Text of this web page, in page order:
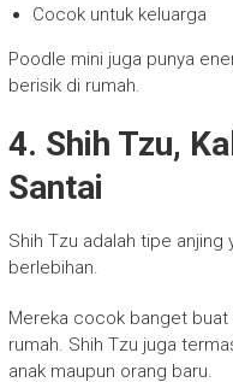
Cocok untuk keluarga
Poodle mini juga punya
berisik di rumah.
4. Shih Tzu,
Santai
Shih Tzu adalah tipe
berlebihan.
Mereka cocok banget buat
rumah. Shih Tzu juga
anak maupun orang baru.